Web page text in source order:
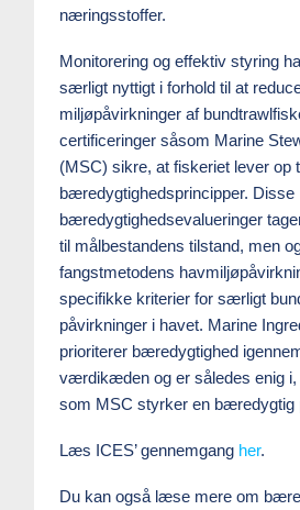
næringsstoffer.
Monitorering og effektiv styring
særligt nyttigt i forhold til at
miljøpåvirkninger af
certificeringer såsom Marine
(MSC) sikre, at fiskeriet lever op
bæredygtighedsprincipper. Disse
bæredygtighedsevalueringer
til målbestandens tilstand, men
fangstmetodens
specifikke kriterier for særligt
påvirkninger i havet. Marine
prioriterer bæredygtighed
værdikæden og er således enig i,
som MSC styrker en bæredygtig
Læs ICES’ gennemgang her.
Du kan også læse mere om